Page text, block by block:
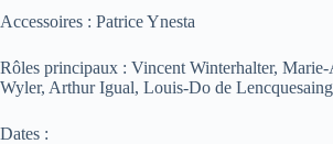
Accessoires : Patrice Ynesta
Rôles principaux : Vincent Winterhalter,
Wyler, Arthur Igual, Louis-Do de Lencquesaing
Dates :